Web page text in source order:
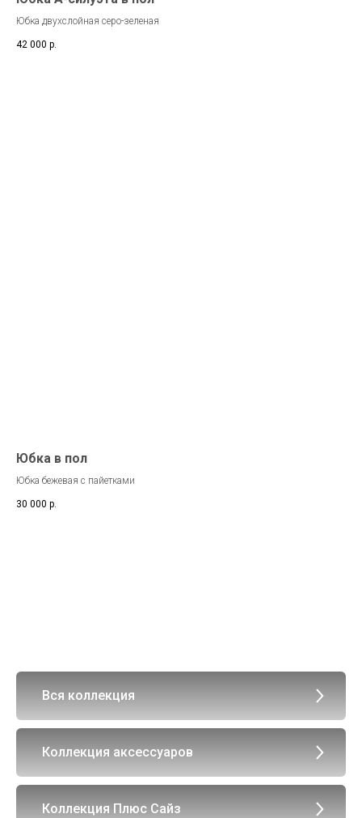
Юбка двухслойная серо-зеленая
42 000 р.
Юбка в пол
Юбка бежевая с пайетками
30 000 р.
Вся коллекция
Коллекция аксессуаров
Коллекция Плюс Сайз